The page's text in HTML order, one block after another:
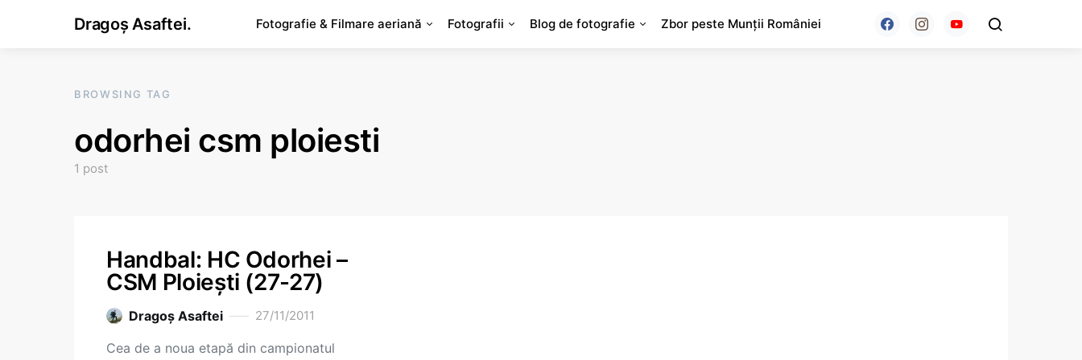
Dragoș Asaftei. Fotografie & Filmare aeriană Fotografii Blog de fotografie Zbor peste Munții României
BROWSING TAG
odorhei csm ploiesti
1 post
Handbal: HC Odorhei –
CSM Ploiești (27-27)
Dragoş Asaftei 27/11/2011
Cea de a noua etapă din campionatul